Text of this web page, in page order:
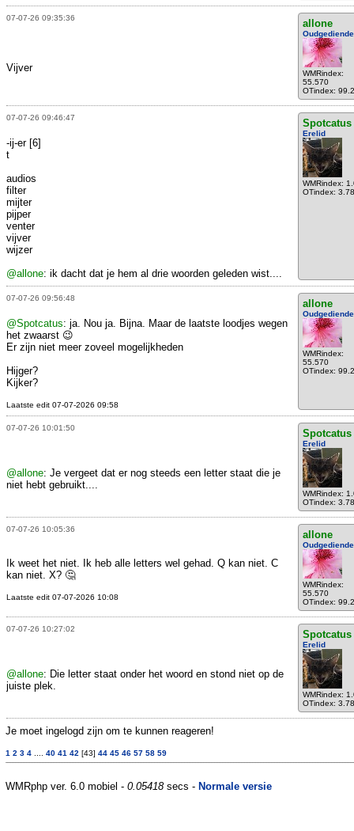
07-07-26 09:35:36 allone
Oudgediende
WMRindex:
55.570
OTindex:
Vijver
07-07-26 09:46:47 Spotcatus
Erelid
WMRindex:
OTindex:
-ij-er [6]
t
audios
filter
mijter
pijper
venter
vijver
wijzer
@allone: ik dacht dat je hem al drie woorden geleden wist....
07-07-26 09:56:48 allone
Oudgediende
WMRindex:
55.570
OTindex:
@Spotcatus: ja. Nou ja. Bijna. Maar de laatste loodjes wegen
het zwaarst 😉
Er zijn niet meer zoveel mogelijkheden
Hijger?
Kijker?
Laatste edit 07-07-2026 09:58
07-07-26 10:01:50 Spotcatus
Erelid
WMRindex:
OTindex:
@allone: Je vergeet dat er nog steeds een letter staat die je
niet hebt gebruikt....
07-07-26 10:05:36 allone
Oudgediende
WMRindex:
55.570
OTindex:
Ik weet het niet. Ik heb alle letters wel gehad. Q kan niet. C
kan niet. X? 🤔
Laatste edit 07-07-2026 10:08
07-07-26 10:27:02 Spotcatus
Erelid
WMRindex:
OTindex:
@allone: Die letter staat onder het woord en stond niet op de
juiste plek.
Je moet ingelogd zijn om te kunnen reageren!
1 2 3 4 40 41 42 [43] 44 45 46 57 58 59
WMRphp ver. 6.0 mobiel - 0.05418secs - Normale versie